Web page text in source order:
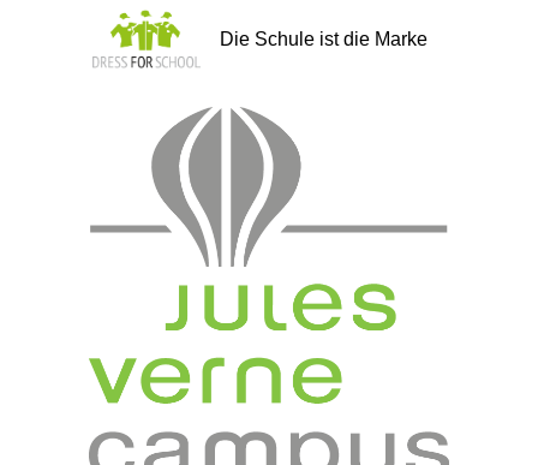
springen
Die Schule ist die Marke